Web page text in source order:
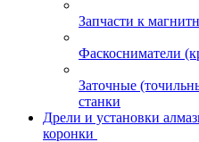
Запчасти к
Фаскосниматели
Заточные
станки
Дрели и установки
коронки